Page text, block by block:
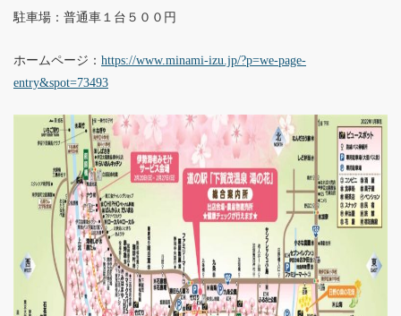
駐車場：普通車１台５００円
ホームページ： https://www.minami-izu.jp/?p=we-page-
entry&spot=73493